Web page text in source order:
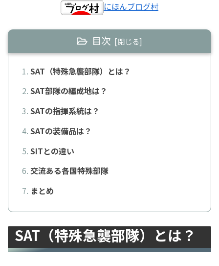
にほんブログ村
目次
SAT（特殊急襲部隊）とは？
SAT部隊の編成地は？
SATの指揮系統は？
SATの装備品は？
SITとの違い
交流ある各国特殊部隊
まとめ
SAT（特殊急襲部隊）とは？